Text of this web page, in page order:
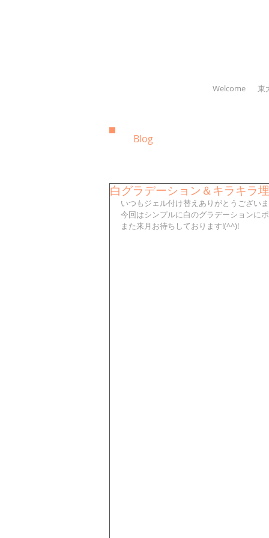
Welcome 東
Blog
白グラデーション＆キラキラ
いつもジェル付け替えありがとうござい
今回はシンプルに白のグラデーションに
また来月お待ちしております!(^^)!